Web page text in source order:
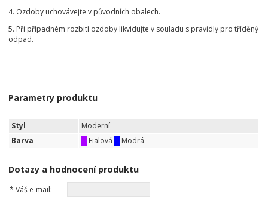
4. Ozdoby uchovávejte v původních obalech.
5. Při případném rozbití ozdoby likvidujte v souladu s pravidly pro tříděný
odpad.
Parametry produktu
Styl
Moderní
Barva
Fialová Modrá
Dotazy a hodnocení produktu
* Váš e-mail: